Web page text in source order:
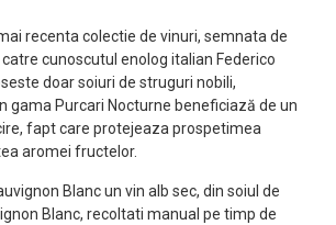
recenta colectie de vinuri, semnata de
cunoscutul enolog italian Federico
doar soiuri de struguri nobili,
gama Purcari Nocturne beneficiază de un
fapt care protejeaza prospetimea
aromei fructelor.
Blanc un vin alb sec, din soiul de
Blanc, recoltati manual pe timp de